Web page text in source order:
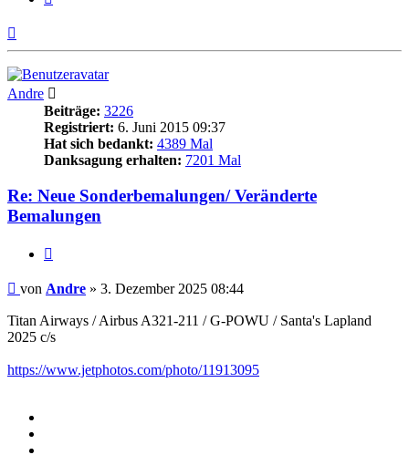
Andre
Beiträge: 3226
Registriert: 6. Juni 2015 09:37
Hat sich bedankt: 4389 Mal
Danksagung erhalten: 7201 Mal
Re: Neue Sonderbemalungen/ Veränderte
Bemalungen
Beitrag
von Andre » 3. Dezember 2025 08:44
Titan Airways / Airbus A321-211 / G-POWU / Santa's Lapland
2025 c/s
https://www.jetphotos.com/photo/11913095